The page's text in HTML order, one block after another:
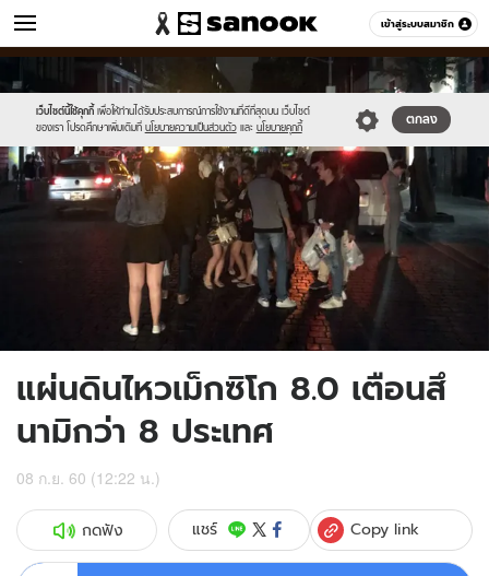
เข้าสู่ระบบสมาชิก
ข่าว หมวดอื่นๆ
เว็บไซต์นี้ใช้คุกกี้ เพื่อให้ท่านได้รับประสบการณ์การใช้งานที่ดีที่สุดบน เว็บไซต์
ของเรา โปรดศึกษาเพิ่มเติมที่ นโยบายความเป็นส่วนตัว และ นโยบายคุกกี้
ตกลง
//s.isanook.com/sr/0/images/logo-
new-
sanook.png
//s.isanook.com/ns/0/ud/687/3437510/8.jpg
แผ่นดินไหวเม็กซิโก 8.0 เตือนสึ
นามิกว่า 8 ประเทศ
08 ก.ย. 60 (12:22 น.)
กดฟัง แชร์ Copy link